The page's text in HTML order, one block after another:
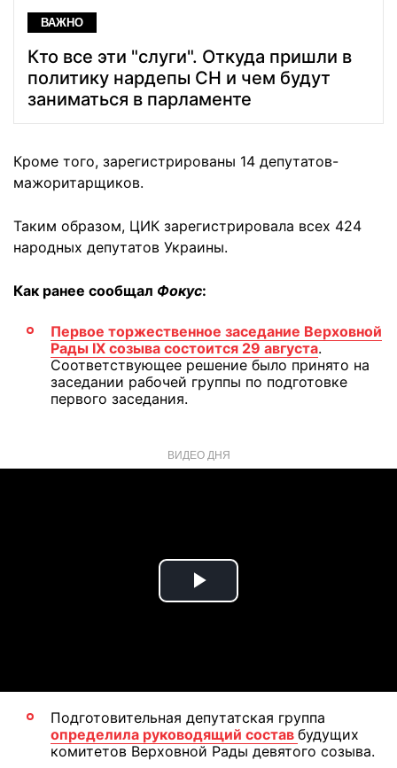
ВАЖНО
Кто все эти "слуги". Откуда пришли в
политику нардепы СН и чем будут
заниматься в парламенте
Кроме того, зарегистрированы 14 депутатов-
мажоритарщиков.
Таким образом, ЦИК зарегистрировала всех 424
народных депутатов Украины.
Как ранее сообщал Фокус:
Первое торжественное заседание Верховной
Рады ІХ cозыва состоится 29 августа.
Соответствующее решение было принято на
заседании рабочей группы по подготовке
первого заседания.
ВИДЕО ДНЯ
Play
Подготовительная депутатская группа
определила руководящий состав будущих
комитетов Верховной Рады девятого созыва.